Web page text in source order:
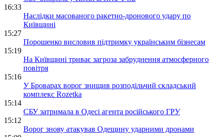
16:33
Наслідки масованого ракетно-дронового удару по
Київщині
15:27
Порошенко висловив підтримку українським бізнесам
15:19
На Київщині триває загроза забруднення атмосферного
повітря
15:16
У Броварах ворог знищив розподільчий складський
комплекс Rozetka
15:14
СБУ затримала в Одесі агента російського ГРУ
15:12
Ворог знову атакував Одещину ударними дронами